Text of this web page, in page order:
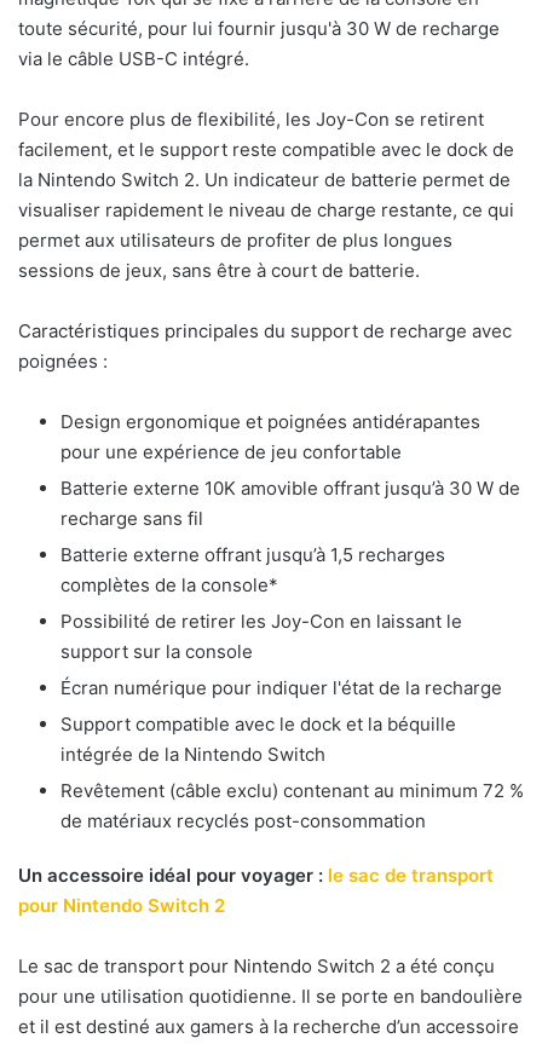
toute sécurité, pour lui fournir jusqu'à 30 W de recharge
via le câble USB-C intégré.
Pour encore plus de flexibilité, les Joy-Con se retirent
facilement, et le support reste compatible avec le dock de
la Nintendo Switch 2. Un indicateur de batterie permet de
visualiser rapidement le niveau de charge restante, ce qui
permet aux utilisateurs de profiter de plus longues
sessions de jeux, sans être à court de batterie.
Caractéristiques principales du support de recharge avec
poignées :
Design ergonomique et poignées antidérapantes
pour une expérience de jeu confortable
Batterie externe 10K amovible offrant jusqu’à 30 W de
recharge sans fil
Batterie externe offrant jusqu’à 1,5 recharges
complètes de la console*
Possibilité de retirer les Joy-Con en laissant le
support sur la console
Écran numérique pour indiquer l'état de la recharge
Support compatible avec le dock et la béquille
intégrée de la Nintendo Switch
Revêtement (câble exclu) contenant au minimum 72 %
de matériaux recyclés post-consommation
Un accessoire idéal pour voyager : le sac de transport
pour Nintendo Switch 2
Le sac de transport pour Nintendo Switch 2 a été conçu
pour une utilisation quotidienne. Il se porte en bandoulière
et il est destiné aux gamers à la recherche d’un accessoire